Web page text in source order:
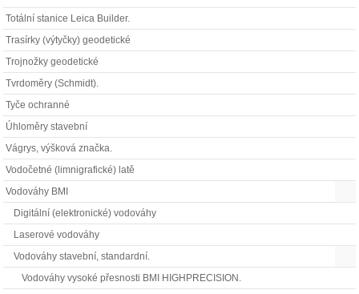
Totální stanice Leica Builder.
Trasírky (výtyčky) geodetické
Trojnožky geodetické
Tvrdoměry (Schmidt).
Tyče ochranné
Úhloměry stavební
Vágrys, výšková značka.
Vodočetné (limnigrafické) latě
Vodováhy BMI
Digitální (elektronické) vodováhy
Laserové vodováhy
Vodováhy stavební, standardní.
Vodováhy vysoké přesnosti BMI HIGHPRECISION.